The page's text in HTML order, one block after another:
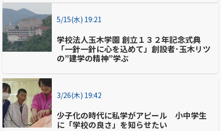
5/15(水) 19:21
学校法人玉木学園 創立１３２年記念式典
「一針一針に心を込めて」創設者･玉木リツ
の”建学の精神”学ぶ
3/26(木) 19:42
少子化の時代に私学がアピール 小中学生
に「学校の良さ」を知らせたい